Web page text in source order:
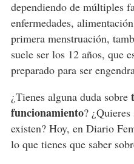
dependiendo de múltiples
enfermedades,
primera menstruación,
suele ser los 12 años, que
preparado para ser
¿Tienes alguna duda sobre
funcionamiento? ¿Quieres
existen? Hoy, en Diario
lo que tienes que saber